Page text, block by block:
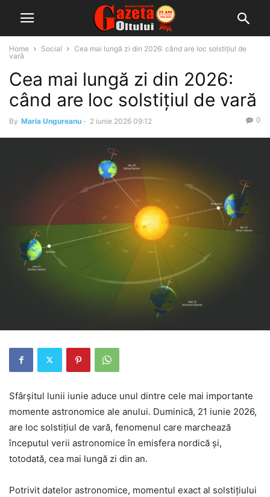
Home Social
Cea mai lungă zi din 2026: când are loc solstițiul de
vară
Cea mai lungă zi din 2026:
când are loc solstițiul de vară
By Maria Ungureanu - 2 iunie 2026 09:12 0
Sfârșitul lunii iunie aduce unul dintre cele mai importante
momente astronomice ale anului. Duminică, 21 iunie 2026,
are loc solstițiul de vară, fenomenul care marchează
începutul verii astronomice în emisfera nordică și,
totodată, cea mai lungă zi din an.
Potrivit datelor astronomice, momentul exact al solstițiului